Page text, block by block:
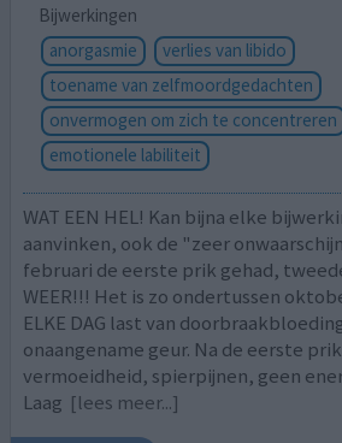
Bijwerkingen
anorgasmie
verlies van libido
toename van zelfmoordgedachten
onvermogen om zich te concentreren
emotionele labiliteit
WAT EEN HEL! Kan bijna elke
aanvinken, ook de "zeer
februari de eerste prik gehad,
WEER!!! Het is zo ondertussen
ELKE DAG last van
onaangename geur. Na de eerste
vermoeidheid, spierpijnen, geen
Laag [lees meer...]